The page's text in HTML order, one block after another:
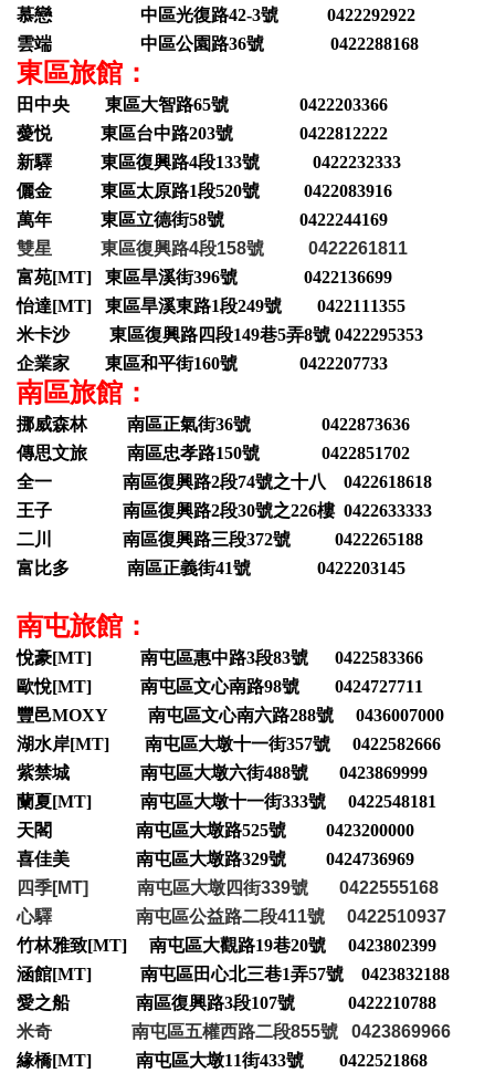
慕戀 中區光復路42-3號 0422292922
雲端 中區公園路36號 0422288168
東區旅館：
田中央 東區大智路65號 0422203366
薆悦 東區台中路203號 0422812222
新驛 東區復興路4段133號 0422232333
儷金 東區太原路1段520號 0422083916
萬年 東區立德街58號 0422244169
雙星 東區復興路4段158號 0422261811
富苑[MT] 東區旱溪街396號 0422136699
怡達[MT] 東區旱溪東路1段249號 0422111355
米卡沙 東區復興路四段149巷5弄8號 0422295353
企業家 東區和平街160號 0422207733
南區旅館：
挪威森林 南區正氣街36號 0422873636
傳思文旅 南區忠孝路150號 0422851702
全一 南區復興路2段74號之十八 0422618618
王子 南區復興路2段30號之226樓 0422633333
二川 南區復興路三段372號 0422265188
富比多 南區正義街41號 0422203145
南屯旅館：
悅豪[MT] 南屯區惠中路3段83號 0422583366
歐悅[MT] 南屯區文心南路98號 0424727711
豐邑MOXY 南屯區文心南六路288號 0436007000
湖水岸[MT] 南屯區大墩十一街357號 0422582666
紫禁城 南屯區大墩六街488號 0423869999
蘭夏[MT] 南屯區大墩十一街333號 0422548181
天閣 南屯區大墩路525號 0423200000
喜佳美 南屯區大墩路329號 0424736969
四季[MT] 南屯區大墩四街339號 0422555168
心驛 南屯區公益路二段411號 0422510937
竹林雅致[MT] 南屯區大觀路19巷20號 0423802399
涵館[MT] 南屯區田心北三巷1弄57號 0423832188
愛之船 南區復興路3段107號 0422210788
米奇 南屯區五權西路二段855號 0423869966
緣橋[MT] 南屯區大墩11街433號 0422521868